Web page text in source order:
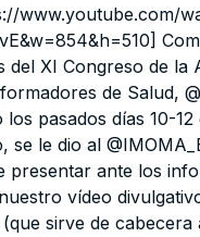
www.youtube.com/
del XI Congreso de la
de Salud,
pasados días 10-12
se le dio al
presentar ante los
vídeo
(que sirve de cabecera